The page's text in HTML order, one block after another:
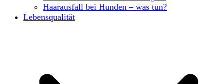
Haarausfall bei Hunden – was tun?
Lebensqualität